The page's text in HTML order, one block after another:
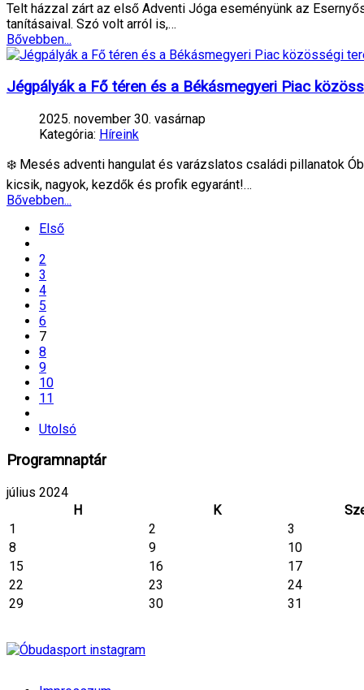
Telt házzal zárt az első Adventi Jóga eseményünk az
tanításaival. Szó volt arról is,…
Bővebben...
Jégpályák a Fő téren és a Békásmegyeri Piac
2025. november 30. vasárnap
Kategória: Híreink
❄️ Mesés adventi hangulat és varázslatos családi pillanatok
kicsik, nagyok, kezdők és profik egyaránt!…
Bővebben...
Első
2
3
4
5
6
7
8
9
10
11
Utolsó
Programnaptár
július 2024
H
K
1
2
3
8
9
10
15
16
17
22
23
24
29
30 31